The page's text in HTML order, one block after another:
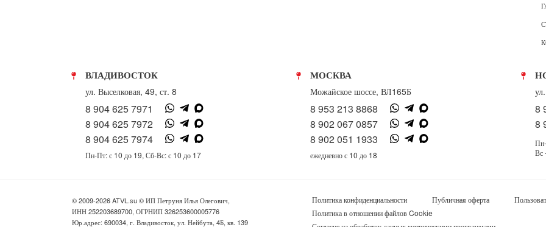
ВЛАДИВОСТОК
ул. Выселковая, 49, ст. 8
8 904 625 7971
8 904 625 7972
8 904 625 7974
Пн-Пт: с 10 до 19, Сб-Вс: с 10 до 17
МОСКВА
Можайское шоссе, ВЛ165Б
8 953 213 8868
8 902 067 0857
8 902 051 1933
ежедневно с 10 до 18
8
8
Вс
© 2009-2026 ATVL.su © ИП Петруня Илья Олегович,
ИНН 252203689700, ОГРНИП 326253600005776
Юр.адрес: 690034, г. Владивосток, ул. Нейбута, 4Б, кв. 139
Политика конфиденциальности Публичная оферта
Политика в отношении файлов Cookie